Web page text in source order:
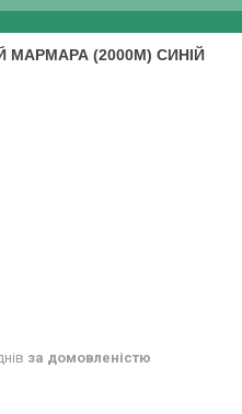
МАРМАРА (2000М) СИНІЙ
за домовленістю